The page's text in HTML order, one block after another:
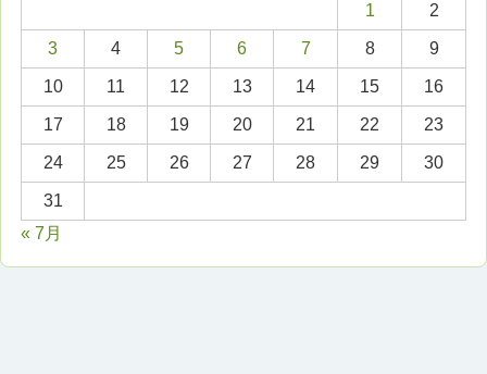
1 2
3 4 5 6 7 8 9
10 11 12 13 14 15 16
17 18 19 20 21 22 23
24 25 26 27 28 29 30
31
« 7月